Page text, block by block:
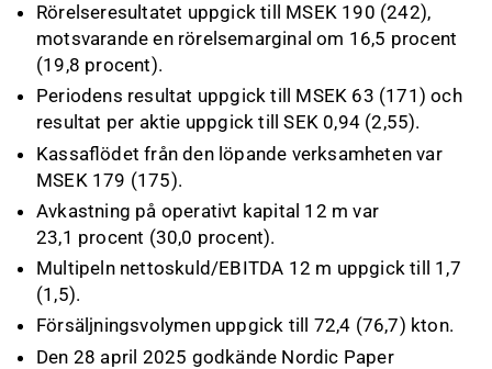
Rörelseresultatet uppgick till MSEK 190 (242),
motsvarande en rörelsemarginal om 16,5 procent
(19,8 procent).
Periodens resultat uppgick till MSEK 63 (171) och
resultat per aktie uppgick till SEK 0,94 (2,55).
Kassaflödet från den löpande verksamheten var
MSEK 179 (175).
Avkastning på operativt kapital 12 m var
23,1 procent (30,0 procent).
Multipeln nettoskuld/EBITDA 12 m uppgick till 1,7
(1,5).
Försäljningsvolymen uppgick till 72,4 (76,7) kton.
Den 28 april 2025 godkände Nordic Paper